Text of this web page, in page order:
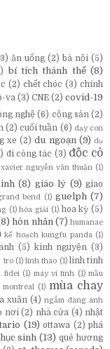
ăn uống (2) bà nội (5)
bí tích thánh thể (8)
(2) chết chóc (3) chính
va (3) CNE (2) covid-19
nghệ (6) cộng sản (2)
(2) cuối tuần (6) dạy con
xe (2) du ngoạn (9) dụ
đi công tác (3) độc cô
nguyễn văn thuận (1)
(8) giáo lý (9) giao
bend (1) guelph (7)
(1) hòa giải (1) hoa kỳ (5)
hôn nhân (7) humanae
kế hoạch kungfu panda (1)
(5) kinh nguyện (3)
tro (1) linh thao (1) linh tinh
fidei (1) máy vi tính (1) mầu
montreal (1) mùa chay
xuân (4) ngắm đàng ánh
nơi (2) nhà cửa (4) nhật
(19) ottawa (2) phá
sinh (13) quê hương